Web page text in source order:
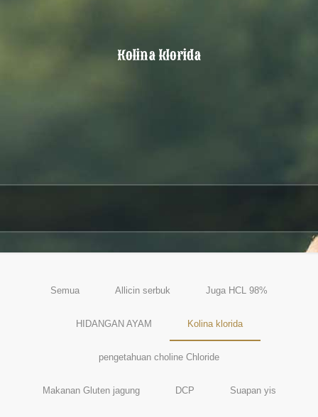
Kolina klorida
Semua Allicin serbuk Juga HCL 98%
HIDANGAN AYAM Kolina klorida
pengetahuan choline Chloride
Makanan Gluten jagung DCP Suapan yis